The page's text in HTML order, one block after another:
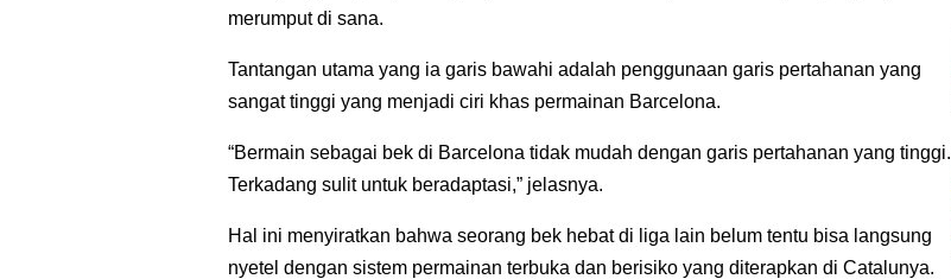
merumput di sana.
Tantangan utama yang ia garis bawahi adalah penggunaan garis pertahanan yang
sangat tinggi yang menjadi ciri khas permainan Barcelona.
“Bermain sebagai bek di Barcelona tidak mudah dengan garis pertahanan yang tinggi.
Terkadang sulit untuk beradaptasi,” jelasnya.
Hal ini menyiratkan bahwa seorang bek hebat di liga lain belum tentu bisa langsung
nyetel dengan sistem permainan terbuka dan berisiko yang diterapkan di Catalunya.